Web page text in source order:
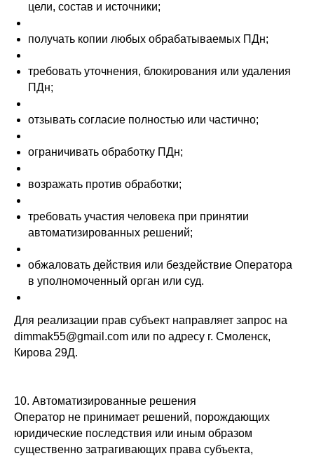
цели, состав и источники;
получать копии любых обрабатываемых ПДн;
требовать уточнения, блокирования или удаления
ПДн;
отзывать согласие полностью или частично;
ограничивать обработку ПДн;
возражать против обработки;
требовать участия человека при принятии
автоматизированных решений;
обжаловать действия или бездействие Оператора
в уполномоченный орган или суд.
Для реализации прав субъект направляет запрос на
dimmak55@gmail.com или по адресу г. Смоленск,
Кирова 29Д.
10. Автоматизированные решения
Оператор не принимает решений, порождающих
юридические последствия или иным образом
существенно затрагивающих права субъекта,